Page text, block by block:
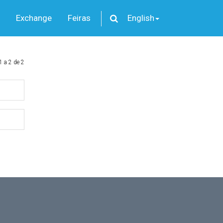
Exchange Feiras English
a 2 de 2